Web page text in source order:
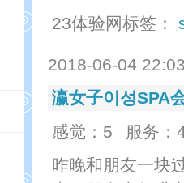
23体验网标签：
2018-06-04
瀛女子이성SPA
感觉：5
服务：
昨晚和朋友一块